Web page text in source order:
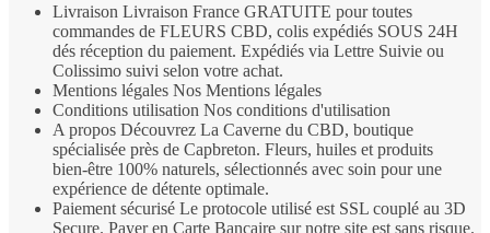
Livraison Livraison France GRATUITE pour toutes
commandes de FLEURS CBD, colis expédiés SOUS 24H
dés réception du paiement. Expédiés via Lettre Suivie ou
Colissimo suivi selon votre achat.
Mentions légales Nos Mentions légales
Conditions utilisation Nos conditions d'utilisation
A propos Découvrez La Caverne du CBD, boutique
spécialisée près de Capbreton. Fleurs, huiles et produits
bien‑être 100% naturels, sélectionnés avec soin pour une
expérience de détente optimale.
Paiement sécurisé Le protocole utilisé est SSL couplé au 3D
Secure. Payer en Carte Bancaire sur notre site est sans risque.